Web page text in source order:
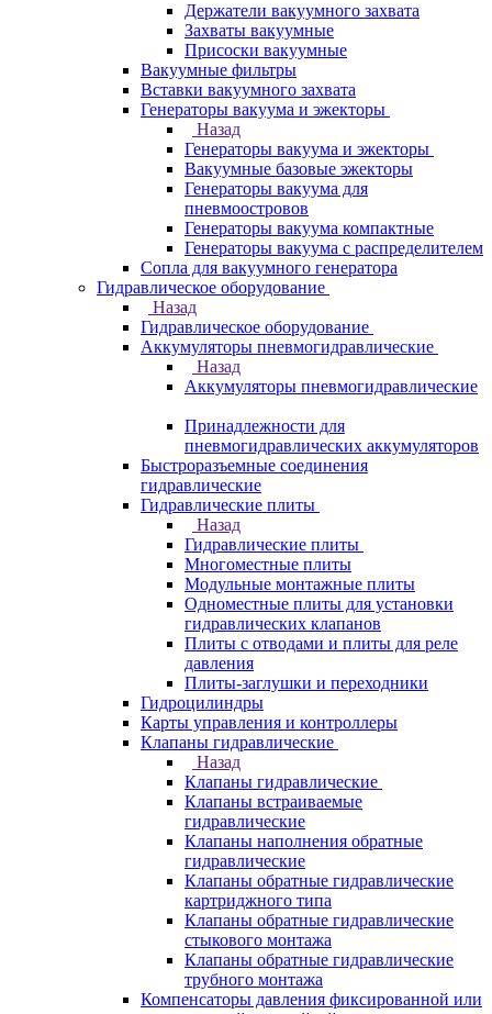
Держатели вакуумного захвата
Захваты вакуумные
Присоски вакуумные
Вакуумные фильтры
Вставки вакуумного захвата
Генераторы вакуума и эжекторы
Назад
Генераторы вакуума и эжекторы
Вакуумные базовые эжекторы
Генераторы вакуума для
пневмоостровов
Генераторы вакуума компактные
Генераторы вакуума с распределителем
Сопла для вакуумного генератора
Гидравлическое оборудование
Назад
Гидравлическое оборудование
Аккумуляторы пневмогидравлические
Назад
Аккумуляторы пневмогидравлические
Принадлежности для
пневмогидравлических аккумуляторов
Быстроразъемные соединения
гидравлические
Гидравлические плиты
Назад
Гидравлические плиты
Многоместные плиты
Модульные монтажные плиты
Одноместные плиты для установки
гидравлических клапанов
Плиты с отводами и плиты для реле
давления
Плиты-заглушки и переходники
Гидроцилиндры
Карты управления и контроллеры
Клапаны гидравлические
Назад
Клапаны гидравлические
Клапаны встраиваемые
гидравлические
Клапаны наполнения обратные
гидравлические
Клапаны обратные гидравлические
картриджного типа
Клапаны обратные гидравлические
стыкового монтажа
Клапаны обратные гидравлические
трубного монтажа
Компенсаторы давления фиксированной или